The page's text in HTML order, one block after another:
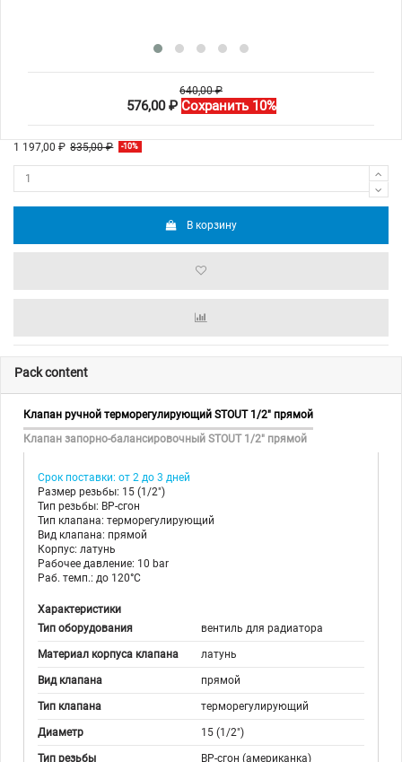
640,00 ₽
576,00 ₽ Сохранить 10%
1 197,00 ₽ 835,00 ₽ -10%
В корзину
Pack content
Клапан ручной терморегулирующий STOUT 1/2" прямой
Клапан запорно-балансировочный STOUT 1/2" прямой
Срок поставки: от 2 до 3 дней
Размер резьбы: 15 (1/2")
Тип резьбы: ВР-сгон
Тип клапана: терморегулирующий
Вид клапана: прямой
Корпус: латунь
Рабочее давление: 10 bar
Раб. темп.: до 120°C
Характеристики
Тип оборудования
вентиль для радиатора
Материал корпуса клапана латунь
Вид клапана прямой
Тип клапана терморегулирующий
Диаметр 15 (1/2")
Тип резьбы ВР-сгон (американка)